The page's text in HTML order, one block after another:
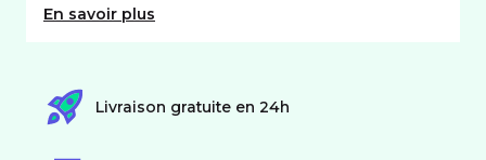
En savoir plus
Livraison gratuite en 24h